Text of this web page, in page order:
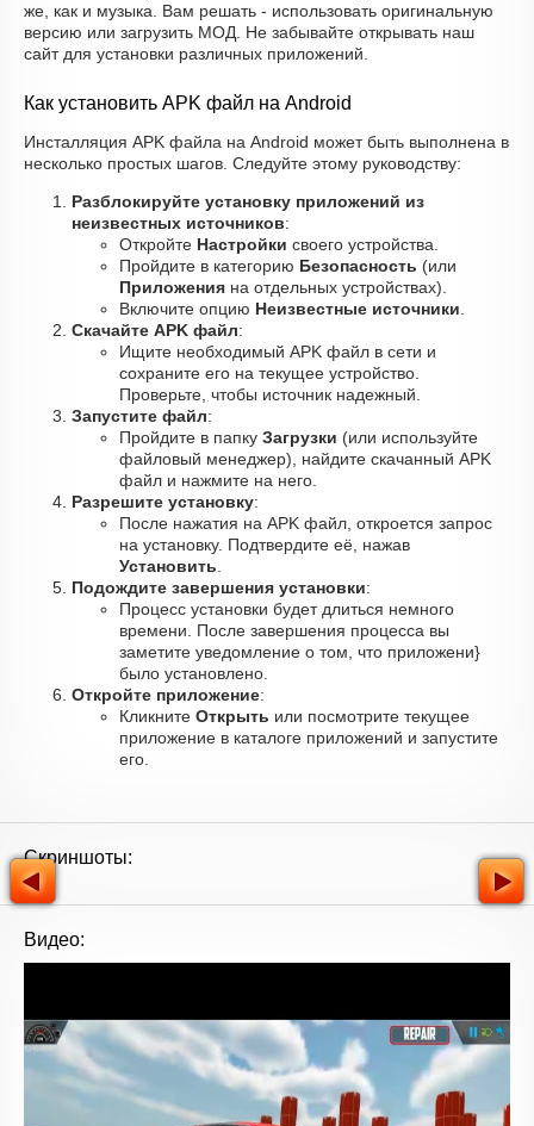
же, как и музыка. Вам решать - использовать оригинальную
версию или загрузить МОД. Не забывайте открывать наш
сайт для установки различных приложений.
Как установить APK файл на Android
Инсталляция APK файла на Android может быть выполнена в
несколько простых шагов. Следуйте этому руководству:
Разблокируйте установку приложений из
неизвестных источников:
Откройте Настройки своего устройства.
Пройдите в категорию Безопасность (или
Приложения на отдельных устройствах).
Включите опцию Неизвестные источники
Скачайте APK файл:
Ищите необходимый APK файл в сети и
сохраните его на текущее устройство.
Проверьте, чтобы источник надежный.
Запустите файл:
Пройдите в папку Загрузки (или используйте
файловый менеджер), найдите скачанный APK
файл и нажмите на него.
Разрешите установку:
После нажатия на APK файл, откроется запрос
на установку. Подтвердите её, нажав
Установить
Подождите завершения установки:
Процесс установки будет длиться немного
времени. После завершения процесса вы
заметите уведомление о том, что приложени}
было установлено.
Откройте приложение:
Кликните Открыть или посмотрите текущее
приложение в каталоге приложений и запустите
его.
Скриншоты:
Видео: